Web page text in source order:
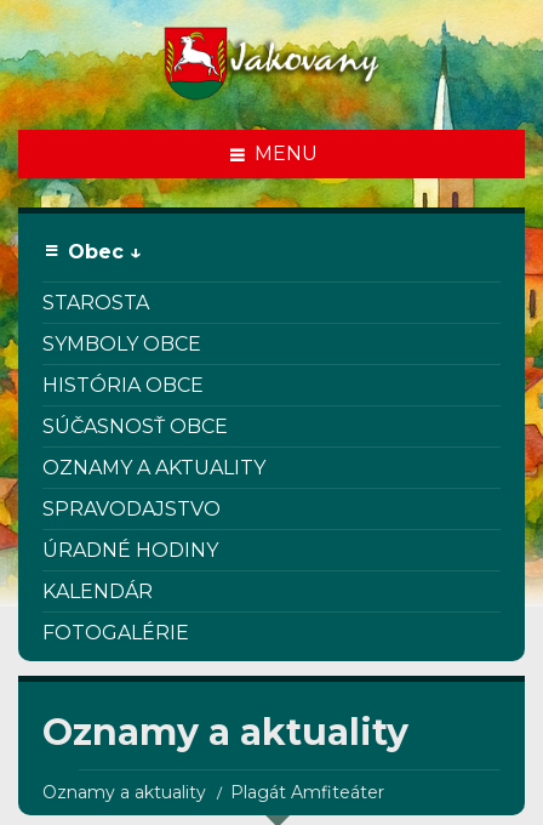
MENU
Oznamy a aktuality
Oznamy a aktuality Plagát Amfiteáter
Obec ↓
STAROSTA
SYMBOLY OBCE
HISTÓRIA OBCE
SÚČASNOSŤ OBCE
OZNAMY A AKTUALITY
SPRAVODAJSTVO
ÚRADNÉ HODINY
KALENDÁR
FOTOGALÉRIE